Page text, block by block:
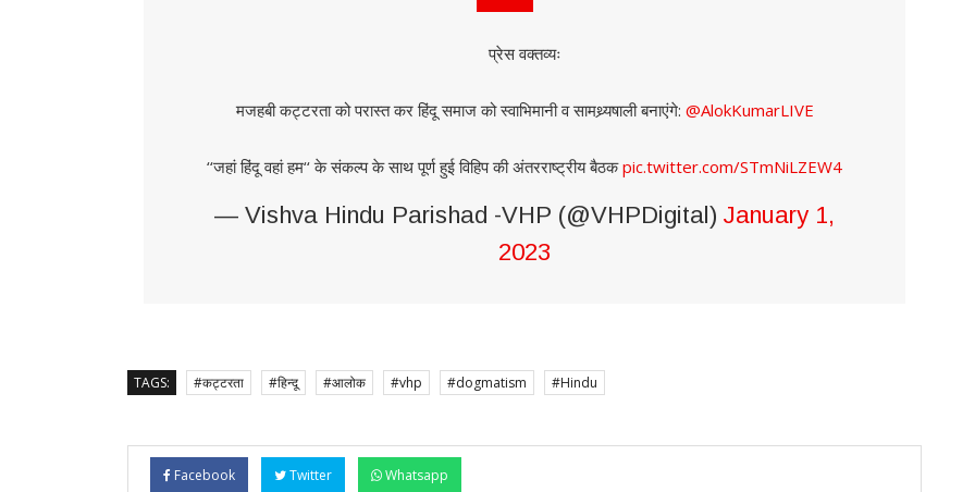
प्रेस वक्तव्यः
मजहबी कट्टरता को परास्त कर हिंदू समाज को स्वाभिमानी व सामथ्र्यषाली बनाएंगे: @AlokKumarLIVE
‘‘जहां हिंदू वहां हम‘‘ के संकल्प के साथ पूर्ण हुई विहिप की अंतरराष्ट्रीय बैठकpic.twitter.com/STmNiLZEW4
— Vishva Hindu Parishad -VHP (@VHPDigital) January 1,
2023
TAGS: #कट्टरता #हिन्दू #आलोक #vhp #dogmatism #Hindu
Facebook Twitter Whatsapp